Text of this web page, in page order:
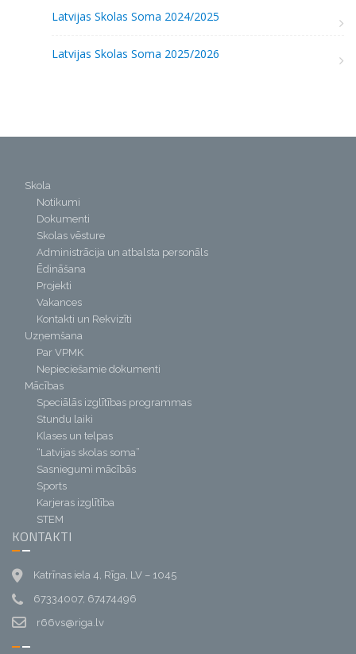
Latvijas Skolas Soma 2024/2025
Latvijas Skolas Soma 2025/2026
Skola
Notikumi
Dokumenti
Skolas vēsture
Administrācija un atbalsta personāls
Ēdināšana
Projekti
Vakances
Kontakti un Rekvizīti
Uzņemšana
Par VPMK
Nepieciešamie dokumenti
Mācības
Speciālās izglītības programmas
Stundu laiki
Klases un telpas
“Latvijas skolas soma”
Sasniegumi mācībās
Sports
Karjeras izglītība
STEM
KONTAKTI
Katrīnas iela 4, Rīga, LV – 1045
67334007, 67474496
r66vs@riga.lv